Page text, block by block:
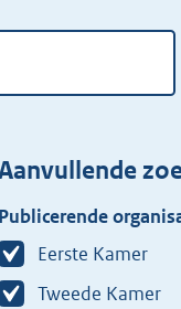
Publicerende
Eerste Kamer
Tweede Kamer